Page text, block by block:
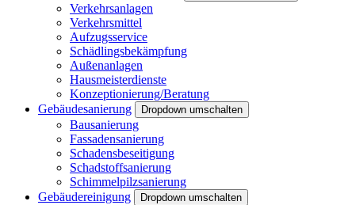
Verkehrsanlagen
Verkehrsmittel
Aufzugsservice
Schädlingsbekämpfung
Außenanlagen
Hausmeisterdienste
Konzeptionierung/Beratung
Gebäudesanierung
Dropdown umschalten
Bausanierung
Fassadensanierung
Schadensbeseitigung
Schadstoffsanierung
Schimmelpilzsanierung
Gebäudereinigung
Dropdown umschalten